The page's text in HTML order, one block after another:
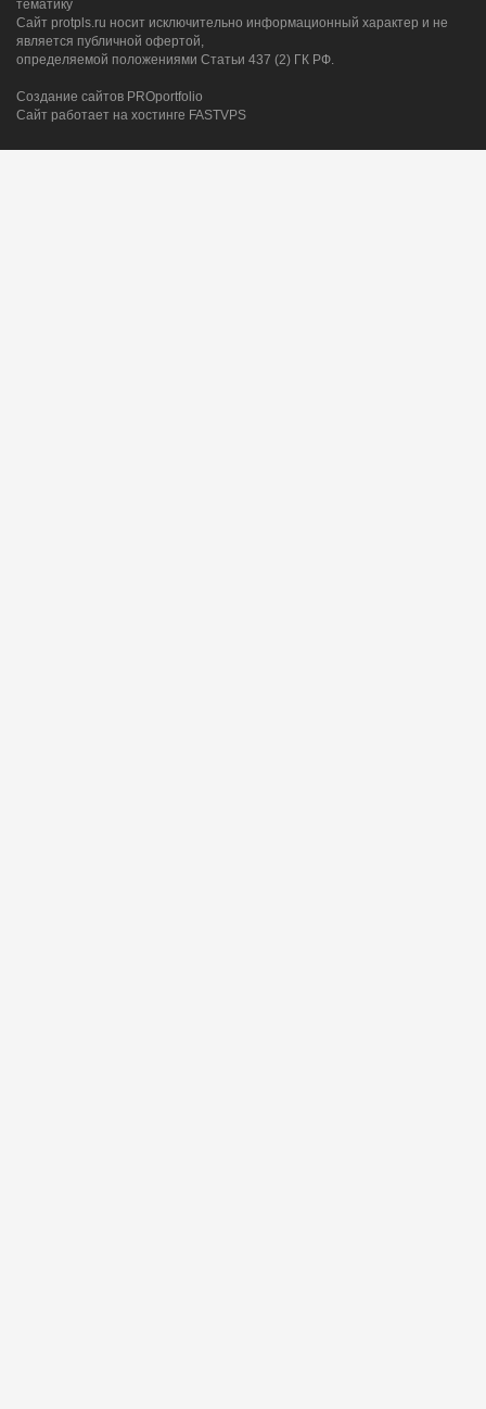
тематику
Сайт protpls.ru носит исключительно информационный характер и не
является публичной офертой,
определяемой положениями Статьи 437 (2) ГК РФ.
Создание сайтов PROportfolio
Сайт работает на хостинге FASTVPS